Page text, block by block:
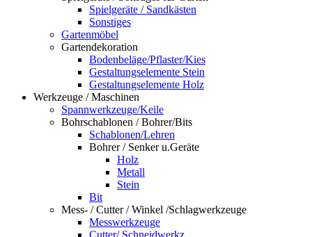
Spielgeräte / Sandkästen
Sonstiges
Gartenmöbel
Gartendekoration
Bodenbeläge/Pflaster/Kies
Gestaltungselemente Stein
Gestaltungselemente Holz
Werkzeuge / Maschinen
Spannwerkzeuge/Keile
Bohrschablonen / Bohrer/Bits
Schablonen/Lehren
Bohrer / Senker u.Geräte
Holz
Metall
Stein
Bit
Mess- / Cutter / Winkel /Schlagwerkzeuge
Messwerkzeuge